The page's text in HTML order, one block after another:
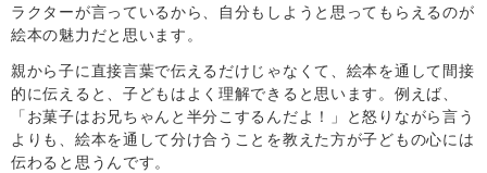
ラクターが言っているから、自分もしようと思ってもらえるのが
絵本の魅力だと思います。
親から子に直接言葉で伝えるだけじゃなくて、絵本を通して間接
的に伝えると、子どもはよく理解できると思います。例えば、
「お菓子はお兄ちゃんと半分こするんだよ！」と怒りながら言う
よりも、絵本を通して分け合うことを教えた方が子どもの心には
伝わると思うんです。